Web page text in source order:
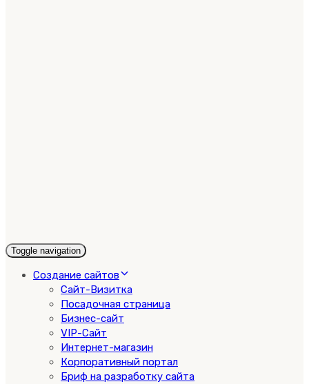
Toggle navigation
Создание сайтов
Сайт-Визитка
Посадочная страница
Бизнес-сайт
VIP-Сайт
Интернет-магазин
Корпоративный портал
Бриф на разработку сайта